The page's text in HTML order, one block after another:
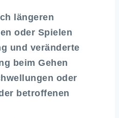
längeren
oder Spielen
und veränderte
beim Gehen
oder
betroffenen